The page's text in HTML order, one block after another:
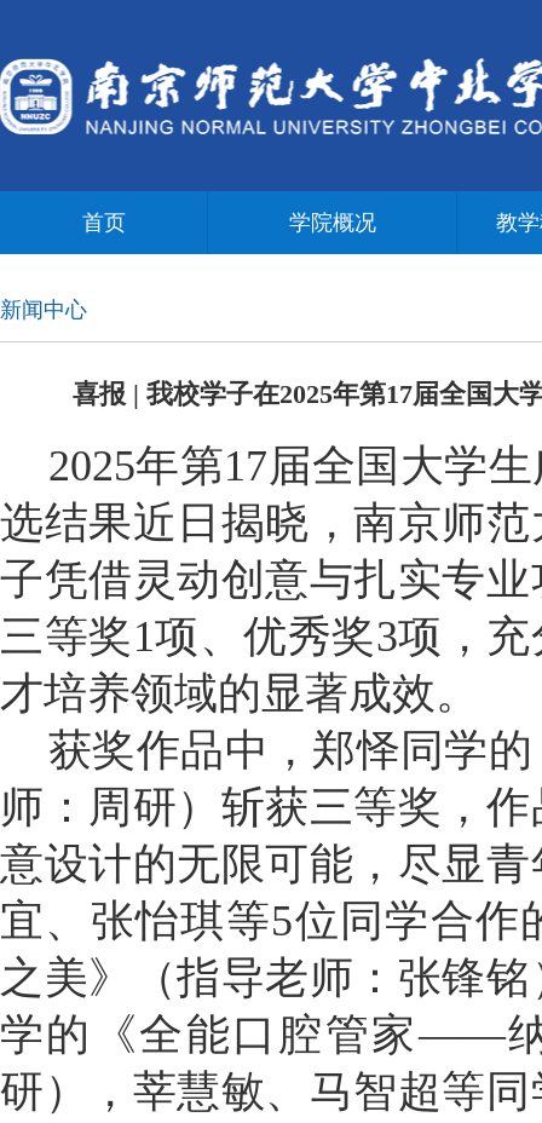
首页 学院概况 教
新闻中心
喜报 | 我校学子在2025年第17届全国大
2025年第17届全国大学
选结果近日揭晓，南京师
子凭借灵动创意与扎实专
三等奖1项、优秀奖3项，
才培养领域的显著成效。
获奖作品中，郑怿同学
师：周研）斩获三等奖，
意设计的无限可能，尽显
宜、张怡琪等5位同学合
之美》（指导老师：张锋
学的《全能口腔管家——
研），莘慧敏、马智超等